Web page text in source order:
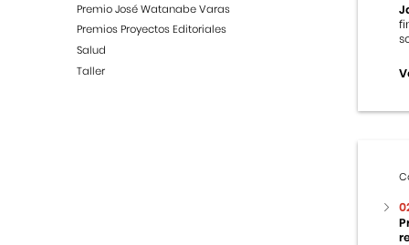
Premio José Watanabe Varas
Premios Proyectos Editoriales
Salud
Taller